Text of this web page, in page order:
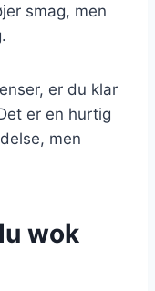
smag, men
er du klar
er en hurtig
men
wok